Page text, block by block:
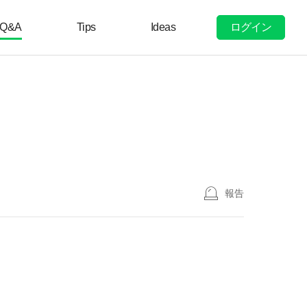
Q&A Tips Ideas ログイン
報告